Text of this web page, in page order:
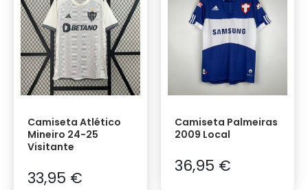
Camiseta Atlético
Mineiro 24-25
Visitante
33,95 €
Camiseta Palmeiras
2009 Local
36,95 €